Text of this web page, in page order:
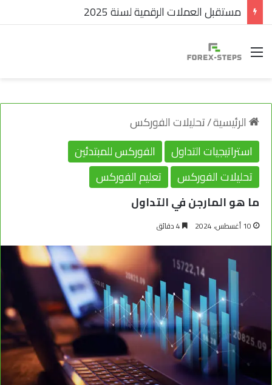
مستقبل العملات الرقمية لسنة 2025
القائمة
الرئيسية/تحليلات الفوركس
استراتيجيات التداول
الفوركس للمبتدئين
تحليلات الفوركس
تعليم الفوركس
ما هو المارجن في التداول
10 أغسطس، 2024